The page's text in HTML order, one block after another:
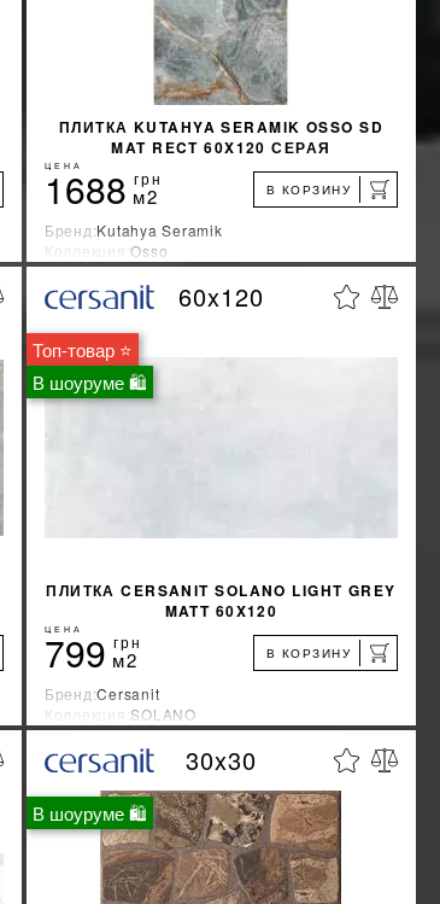
ПЛИТКА KUTAHYA SERAMIK OSSO SD
MAT RECT 60X120 СЕРАЯ
ЦЕНА
1688 грн
м2 В КОРЗИНУ
Бренд:Kutahya Seramik
Коллекция:Osso
Страна-производитель:Турция
УЗНАТЬ СВОЮ СКИДКУ %
Топ-товар ⭐
В шоуруме 🛍
60x120
ПЛИТКА CERSANIT SOLANO LIGHT GREY
MATT 60X120
ЦЕНА
799 грн
м2 В КОРЗИНУ
Бренд:Cersanit
Коллекция:SOLANO
Страна-производитель:Украина
УЗНАТЬ СВОЮ СКИДКУ %
КУПИТЬ
В шоуруме 🛍
30x30